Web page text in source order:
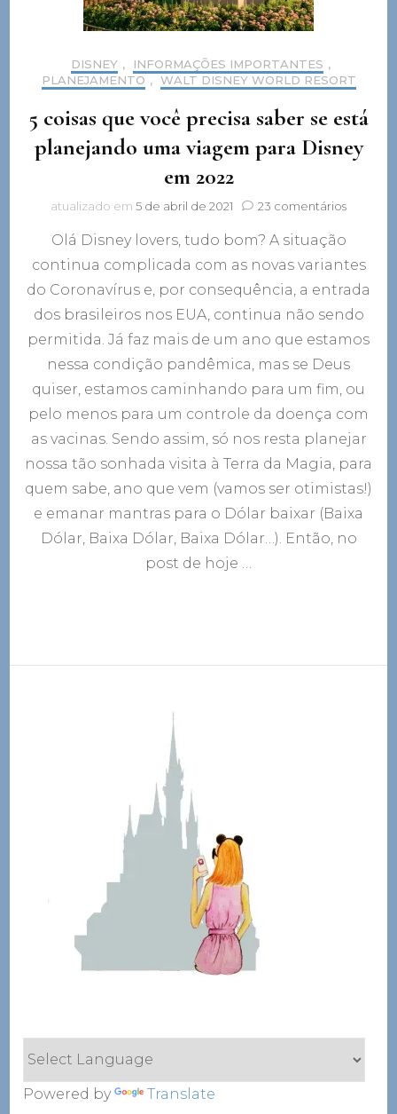
DISNEY , INFORMAÇÕES IMPORTANTES ,
PLANEJAMENTO , WALT DISNEY WORLD RESORT
5 coisas que você precisa saber se está
planejando uma viagem para Disney
em 2022
atualizado em 5 de abril de 2021 23 comentáriosem
que
precisa
saber
está
para
Disney
2022
Olá Disney lovers, tudo bom? A situação
continua complicada com as novas variantes
do Coronavírus e, por consequência, a entrada
dos brasileiros nos EUA, continua não sendo
permitida. Já faz mais de um ano que estamos
nessa condição pandêmica, mas se Deus
quiser, estamos caminhando para um fim, ou
pelo menos para um controle da doença com
as vacinas. Sendo assim, só nos resta planejar
nossa tão sonhada visita à Terra da Magia, para
quem sabe, ano que vem (vamos ser otimistas!)
e emanar mantras para o Dólar baixar (Baixa
Dólar, Baixa Dólar, Baixa Dólar…). Então, no
post de hoje …
Powered by Translate